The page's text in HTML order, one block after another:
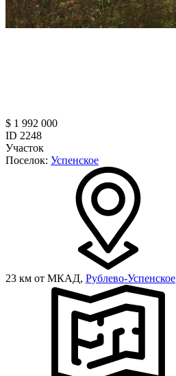
$ 1 992 000
ID 2248
Участок
Поселок: Успенское
23 км от МКАД, Рублево-Успенское